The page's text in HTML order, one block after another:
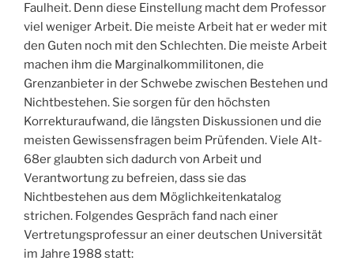
Faulheit. Denn diese Einstellung macht dem Professor
viel weniger Arbeit. Die meiste Arbeit hat er weder mit
den Guten noch mit den Schlechten. Die meiste Arbeit
machen ihm die Marginalkommilitonen, die
Grenzanbieter in der Schwebe zwischen Bestehen und
Nichtbestehen. Sie sorgen für den höchsten
Korrekturaufwand, die längsten Diskussionen und die
meisten Gewissensfragen beim Prüfenden. Viele Alt-
68er glaubten sich dadurch von Arbeit und
Verantwortung zu befreien, dass sie das
Nichtbestehen aus dem Möglichkeitenkatalog
strichen. Folgendes Gespräch fand nach einer
Vertretungsprofessur an einer deutschen Universität
im Jahre 1988 statt: